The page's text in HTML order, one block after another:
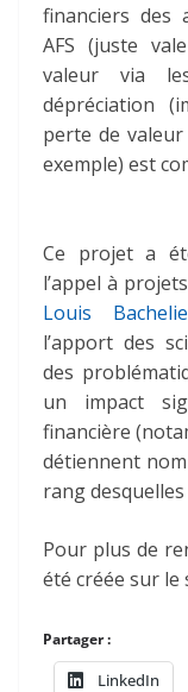
financiers des
AFS (juste
valeur via
dépréciation
perte de valeur
exemple) est
Ce projet a
l’appel à projets
Louis
l’apport des
des
un impact
financière
détiennent
rang desquelles
Pour plus de
été créée sur le
Partager :
LinkedIn